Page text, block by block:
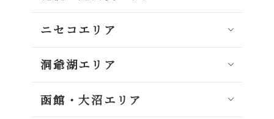
ニセコエリア
洞爺湖エリア
函館・大沼エリア